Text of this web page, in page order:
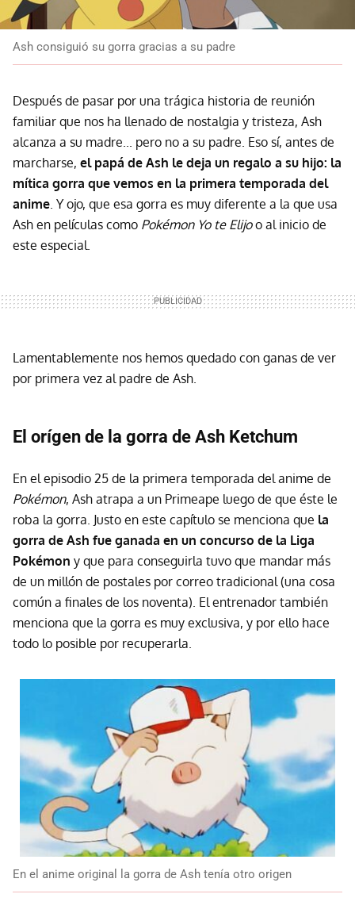
Ash consiguió su gorra gracias a su padre
Después de pasar por una trágica historia de reunión
familiar que nos ha llenado de nostalgia y tristeza, Ash
alcanza a su madre... pero no a su padre. Eso sí, antes de
marcharse, el papá de Ash le deja un regalo a su hijo: la
mítica gorra que vemos en la primera temporada del
anime . Y ojo, que esa gorra es muy diferente a la que usa
Ash en películas como Pokémon Yo te Elijoo al inicio de
este especial.
Lamentablemente nos hemos quedado con ganas de ver
por primera vez al padre de Ash.
El orígen de la gorra de Ash Ketchum
En el episodio 25 de la primera temporada del anime de
Pokémon, Ash atrapa a un Primeape luego de que éste le
roba la gorra. Justo en este capítulo se menciona que la
gorra de Ash fue ganada en un concurso de la Liga
Pokémon y que para conseguirla tuvo que mandar más
de un millón de postales por correo tradicional (una cosa
común a finales de los noventa). El entrenador también
menciona que la gorra es muy exclusiva, y por ello hace
todo lo posible por recuperarla.
En el anime original la gorra de Ash tenía otro origen